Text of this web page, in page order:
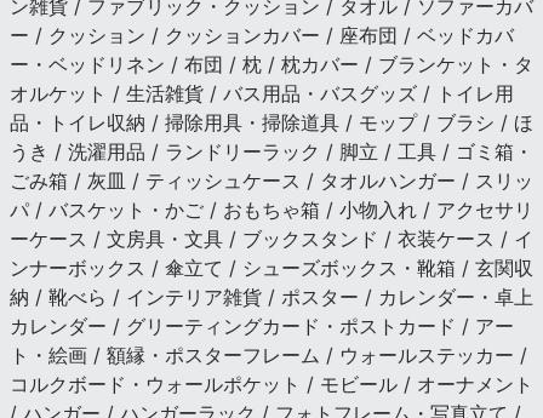
ン雑貨 / ファブリック・クッション / タオル / ソファーカバ
ー / クッション / クッションカバー / 座布団 / ベッドカバ
ー・ベッドリネン / 布団 / 枕 / 枕カバー / ブランケット・タ
オルケット / 生活雑貨 / バス用品・バスグッズ / トイレ用
品・トイレ収納 / 掃除用具・掃除道具 / モップ / ブラシ / ほ
うき / 洗濯用品 / ランドリーラック / 脚立 / 工具 / ゴミ箱・
ごみ箱 / 灰皿 / ティッシュケース / タオルハンガー / スリッ
パ / バスケット・かご / おもちゃ箱 / 小物入れ / アクセサリ
ーケース / 文房具・文具 / ブックスタンド / 衣装ケース / イ
ンナーボックス / 傘立て / シューズボックス・靴箱 / 玄関収
納 / 靴べら / インテリア雑貨 / ポスター / カレンダー・卓上
カレンダー / グリーティングカード・ポストカード / アー
ト・絵画 / 額縁・ポスターフレーム / ウォールステッカー /
コルクボード・ウォールポケット / モビール / オーナメント